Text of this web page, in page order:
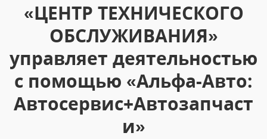
«ЦЕНТР ТЕХНИЧЕСКОГО
ОБСЛУЖИВАНИЯ»
управляет деятельностью
с помощью «Альфа-Авто:
Автосервис+Автозапчаст
и»